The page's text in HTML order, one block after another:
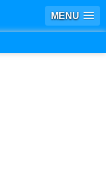
MENU